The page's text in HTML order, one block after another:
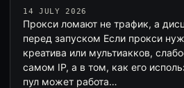
14 JULY 2026
Прокси ломают не трафик, а
перед запуском Если прокси
креатива или мультиакков,
самом IP, а в том, как его
пул может работа…